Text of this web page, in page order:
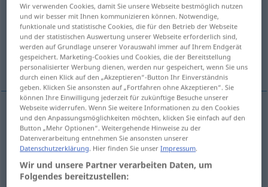
Übersicht aller Übersetzungen
(Für mehr Details die Übersetzung anklicken/antippen)
simpleton, dope nobody, nonentity
simpleton NulpeDummkopf
dope NulpeDummkopf
Wir verwenden Cookies, damit Sie unsere Webseite bestmöglich nutzen
und wir besser mit Ihnen kommunizieren können. Notwendige,
funktionale und statistische Cookies, die für den Betrieb der Webseite
und der statistischen Auswertung unserer Webseite erforderlich sind,
werden auf Grundlage unserer Vorauswahl immer auf Ihrem Endgerät
gespeichert. Marketing-Cookies und Cookies, die der Bereitstellung
personalisierter Werbung dienen, werden nur gespeichert, wenn Sie uns
durch einen Klick auf den „Akzeptieren“-Button Ihr Einverständnis
geben. Klicken Sie ansonsten auf „Fortfahren ohne Akzeptieren“. Sie
können Ihre Einwilligung jederzeit für zukünftige Besuche unserer
Webseite widerrufen. Wenn Sie weitere Informationen zu den Cookies
und den Anpassungsmöglichkeiten möchten, klicken Sie einfach auf den
Button „Mehr Optionen“. Weitergehende Hinweise zu der
Datenverarbeitung entnehmen Sie ansonsten unserer
Datenschutzerklärung. Hier finden Sie unserImpressum.
Wir und unsere Partner verarbeiten Daten, um
Folgendes bereitzustellen: